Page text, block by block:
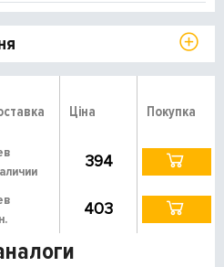
Ціна Покупка
394
403